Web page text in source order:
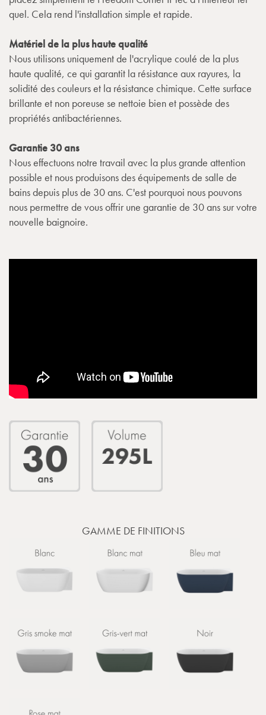
quel. Cela rend l'installation simple et rapide.
Matériel de la plus haute qualité
Nous utilisons uniquement de l'acrylique coulé de la plus
haute qualité, ce qui garantit la résistance aux rayures, la
solidité des couleurs et la résistance chimique. Cette surface
brillante et non poreuse se nettoie bien et possède des
propriétés antibactériennes.
Garantie 30 ans
Nous effectuons notre travail avec la plus grande attention
possible et nous produisons des équipements de salle de
bains depuis plus de 30 ans. C'est pourquoi nous pouvons
nous permettre de vous offrir une garantie de 30 ans sur votre
nouvelle baignoire.
GAMME DE FINITIONS